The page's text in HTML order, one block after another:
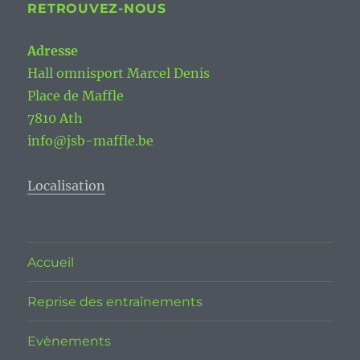
RETROUVEZ-NOUS
Adresse
Hall omnisport Marcel Denis
Place de Maffle
7810 Ath
info@jsb-maffle.be
Localisation
Accueil
Reprise des entraînements
Evènements